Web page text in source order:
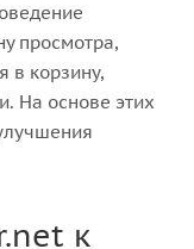
просмотра,
в корзину,
На основе этих
к